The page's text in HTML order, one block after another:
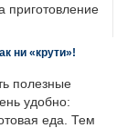
приготовление
ни «крути»!
полезные
удобно:
еда. Тем